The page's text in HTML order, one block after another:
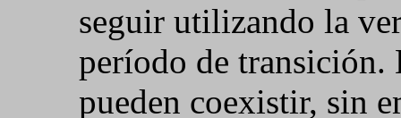
seguir utilizando la
período de transición.
pueden coexistir, sin